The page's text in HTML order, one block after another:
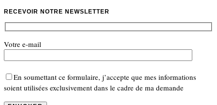
RECEVOIR NOTRE NEWSLETTER
Votre e-mail
En soumettant ce formulaire, j’accepte que mes informations
soient utilisées exclusivement dans le cadre de ma demande